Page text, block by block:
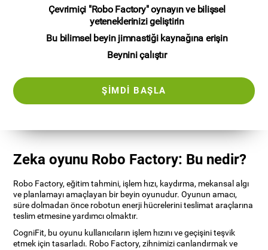
Çevrimiçi "Robo Factory" oynayın ve bilişsel
yeteneklerinizi geliştirin
Bu bilimsel beyin jimnastiği kaynağına erişin
Beynini çalıştır
ŞIMDI BAŞLA
Zeka oyunu Robo Factory: Bu nedir?
Robo Factory, eğitim tahmini, işlem hızı, kaydırma, mekansal algı
ve planlamayı amaçlayan bir beyin oyunudur. Oyunun amacı,
süre dolmadan önce robotun enerji hücrelerini teslimat araçlarına
teslim etmesine yardımcı olmaktır.
CogniFit, bu oyunu kullanıcıların işlem hızını ve geçişini teşvik
etmek için tasarladı. Robo Factory, zihnimizi canlandırmak ve